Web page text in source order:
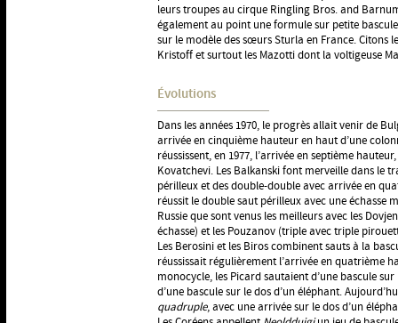
leurs troupes au cirque Ringling Bros. and
également au point une formule sur petite
sur le modèle des sœurs Sturla en France. Citons
Kristoff et surtout les Mazotti dont la voltigeuse
Évolutions
Dans les années 1970, le progrès allait venir de
arrivée en cinquième hauteur en haut d’une
réussissent, en 1977, l’arrivée en septième
Kovatchevi. Les Balkanski font merveille dans le
périlleux et des double-double avec arrivée en
réussit le double saut périlleux avec une échasse
Russie que sont venus les meilleurs avec les
échasse) et les Pouzanov (triple avec triple
Les Berosini et les Biros combinent sauts à la
réussissait régulièrement l’arrivée en quatrième
monocycle, les Picard sautaient d’une bascule
d’une bascule sur le dos d’un éléphant.
quadruple, avec une arrivée sur le dos d’un